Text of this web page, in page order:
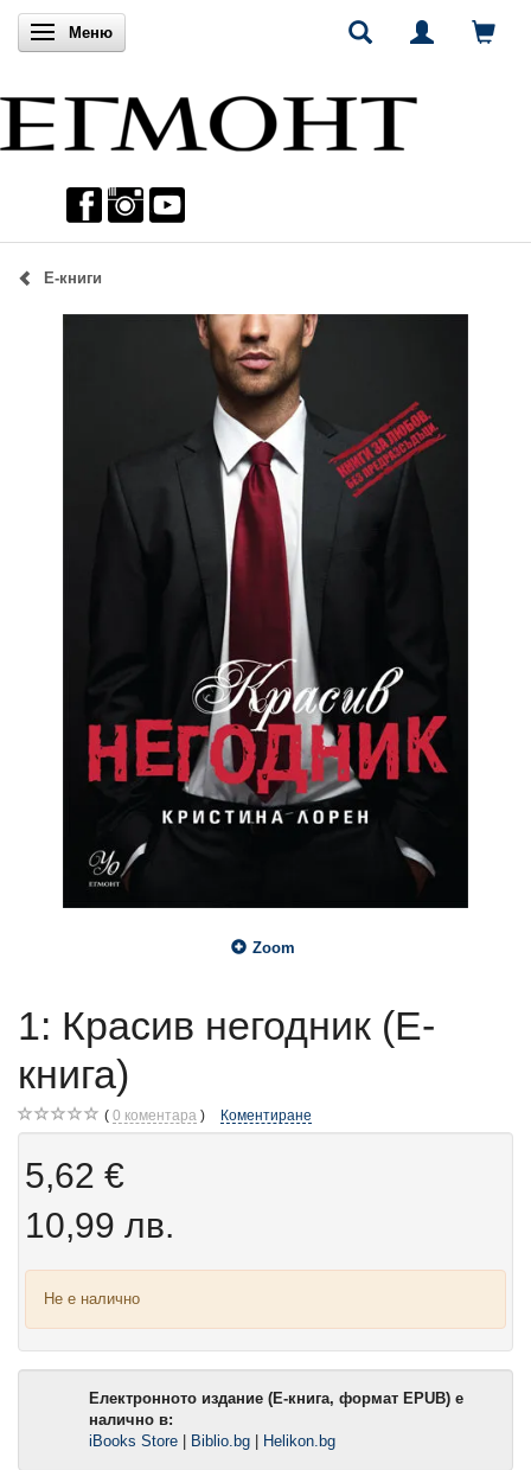
Включи навигацията
Меню
Е-книги
Zoom
1: Красив негодник (Е-
книга)
0 коментара Коментиране
5,62 €
10,99 лв.
Не е налично
Електронното издание (Е-книга, формат EPUB) е
налично в:
iBooks Store
Biblio.bg Helikon.bg